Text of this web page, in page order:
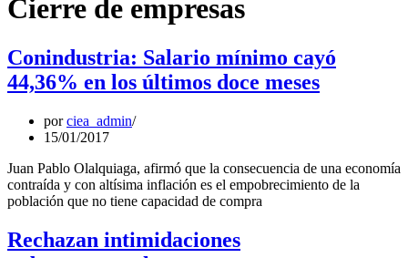
Cierre de empresas
Conindustria: Salario mínimo cayó
44,36% en los últimos doce meses
porciea_admin
15/01/2017
Juan Pablo Olalquiaga, afirmó que la consecuencia de una economía
contraída y con altísima inflación es el empobrecimiento de la
población que no tiene capacidad de compra
Rechazan intimidaciones